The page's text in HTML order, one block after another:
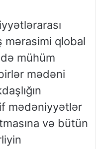
mərasimi qlobal
mühüm
mədəni
mədəniyyətlər
və bütün